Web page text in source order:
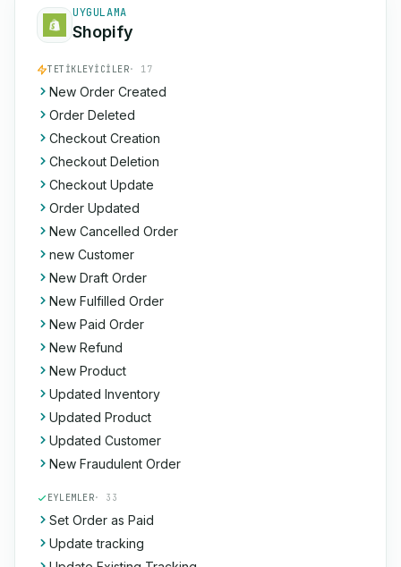
UYGULAMA
Shopify
TETIKLEYICILER· 17
New Order Created
Order Deleted
Checkout Creation
Checkout Deletion
Checkout Update
Order Updated
New Cancelled Order
new Customer
New Draft Order
New Fulfilled Order
New Paid Order
New Refund
New Product
Updated Inventory
Updated Product
Updated Customer
New Fraudulent Order
EYLEMLER· 33
Set Order as Paid
Update tracking